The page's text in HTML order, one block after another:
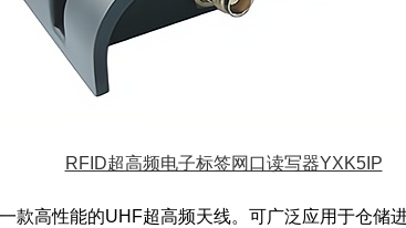
RFID超高频电子标签网口读写器YXK5IP
款高性能的UHF超高频天线。可广泛应用于仓储进